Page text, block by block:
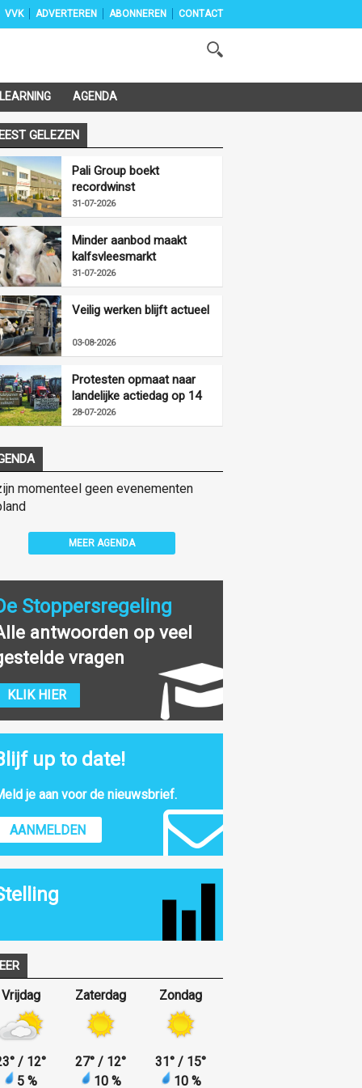
AGENDA
VVK ADVERTEREN ABONNEREN CONTACT
GELEZEN
Pali Group boekt
recordwinst
31-07-2026
Minder aanbod maakt
kalfsvleesmarkt
vriendelijker
31-07-2026
Veilig werken blijft actueel
03-08-2026
Protesten opmaat naar
landelijke actiedag op 14
augustus
28-07-2026
momenteel geen evenementen
MEER AGENDA
Stoppersregeling
antwoorden op veel
vragen
KLIK HIER
up to date!
je aan voor de nieuwsbrief.
AANMELDEN
Vrijdag
° / 12°
5 %
Zaterdag
27° / 12°
10 %
Zondag
31 ° / 15°
10 %